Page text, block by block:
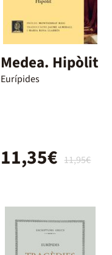
Medea. Hipòlit
Eurípides
11,95€
11,35€